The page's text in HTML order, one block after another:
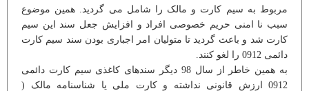
مربوط به سیم کارت و مالک را شامل می گردید. همین موضوع
سبب نا امنی حریم خصوصی افراد و افزایش جعل سند این سیم
کارت شد و باعث گردید تا متولیان امر اجباری بودن سند سیم کارت
دائمی 0912 را لغو کنند.
به همین خاطر از سال 98 دیگر سندهای کاغذی سیم کارت دائمی
0912 ارزش قانونی نداشته و کارت ملی یا شناسنامه مالک (